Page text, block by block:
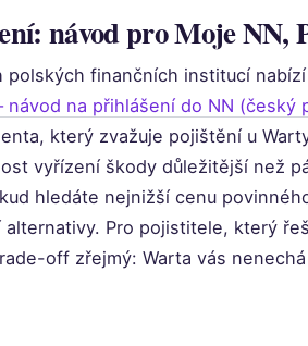
návod pro Moje
polských finančních institucí
návod na přihlášení do NN (český
který zvažuje pojištění u
vyřízení škody důležitější než
hledáte nejnižší cenu
alternativy. Pro pojistitele, který
off zřejmý: Warta vás